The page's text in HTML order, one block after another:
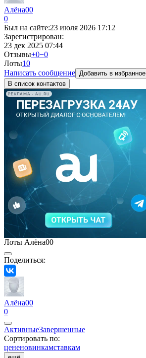
Алёна00
0
Был на сайте:23 июля 2026 17:12
Зарегистрирован:
23 дек 2025 07:44
Отзывы+0−0
Лоты10
Написать сообщение Добавить в избранное
В список контактов
РЕКЛАМА • AU.RU
Лоты Алёна00
Поделиться:
Алёна00
0
АктивныеЗавершенные
Сортировать по:
цененовинкамставкам